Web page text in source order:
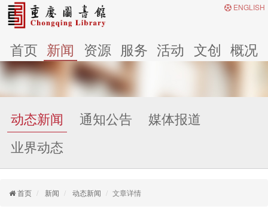
ENGLISH
首页 新闻 资源 服务 活动 文创 概况
动态新闻 通知公告
媒体报道
业界动态
首页 新闻 动态新闻 文章详情